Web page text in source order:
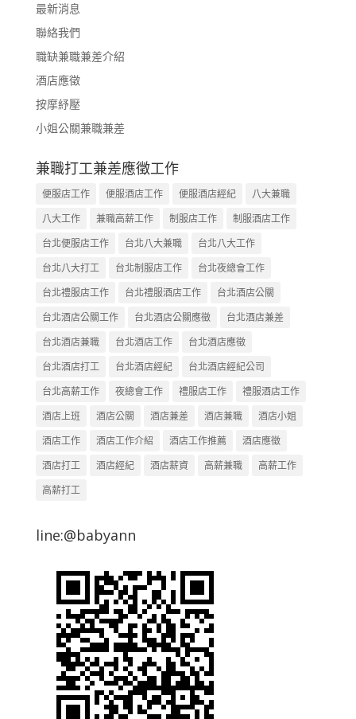
最新消息
聯絡我們
職缺兼職兼差介紹
酒店應徵
按摩紓壓
小姐公關兼職兼差
兼職打工兼差應徵工作
便服店工作 便服酒店工作 便服酒店經紀
八大兼職
八大工作
兼職高薪工作 制服店工作
制服酒店工作
台北便服店工作
台北八大兼職
台北八大工作
台北八大打工
台北制服店工作
台北夜總會工作
台北禮服店工作
台北禮服酒店工作
台北酒店公關
台北酒店公關工作
台北酒店公關應徵
台北酒店兼差
台北酒店兼職
台北酒店工作
台北酒店應徵
台北酒店打工
台北酒店經紀
台北酒店經紀公司
台北高薪工作
夜總會工作 禮服店工作
禮服酒店工作
酒店上班
酒店公關 酒店兼差 酒店兼職
酒店小姐
酒店工作
酒店工作介紹 酒店工作推薦
酒店應徵
酒店打工
酒店經紀 酒店薪資 高薪兼職
高薪工作
高薪打工
line:@babyann